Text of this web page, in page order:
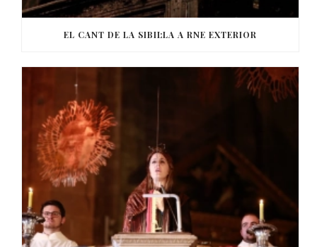
EL CANT DE LA SIBIL·LA A RNE EXTERIOR